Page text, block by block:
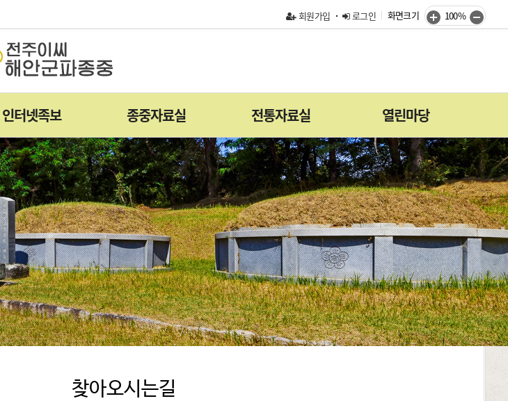
회원가입 로그인 화면크기 100%
인터넷족보 종중자료실 전통자료실 열린마당
찾아오시는길